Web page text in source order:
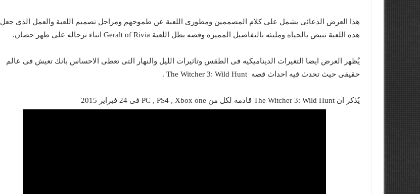
هذا العرض الدعائى يشمل على كلام المصممين ومطورى اللعبة عن طموحهم ومراحل تصميم اللعبة والعمل الذى جعل
هذه اللعبة تنبض بالحياه ومليئه بالتفاصيل المميزه وقصه بطل اللعبة Geralt of Rivia اثناء ترحاله على ظهر حصان.
يُظهر العرض ايضا التغيرات الديناميكيه فى الطقس وتاثيرات الليل والنهار التى تعطى الاحساس بانك تعيش فى عالم
حقيقى حيث تحدث فيه احداث قصه The Witcher 3: Wild Hunt .
يُذكر ان The Witcher 3: Wild Hunt قادمه لكل من PC , PS4 , Xbox one فى 24 فبراير 2015